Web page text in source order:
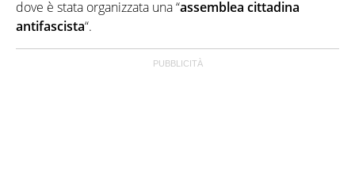
dove è stata organizzata una “assemblea cittadina
antifascista“.